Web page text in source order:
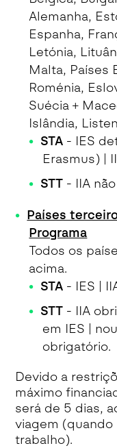
Alemanha,
Espanha,
Letónia,
Malta, Países
Roménia,
Suécia +
Islândia,
STA - IES
Erasmus) |
STT - IIA
Países
Programa
Todos os
acima.
STA - IES |
STT - IIA
em IES |
obrigatório.
Devido a
máximo
será de 5 dias,
viagem
trabalho).